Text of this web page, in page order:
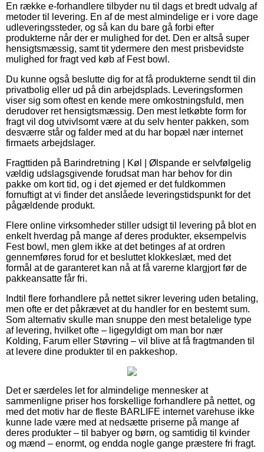
En række e-forhandlere tilbyder nu til dags et bredt udvalg af
metoder til levering. En af de mest almindelige er i vore dage
udleveringssteder, og så kan du bare gå forbi efter
produkterne når der er mulighed for det. Den er altså super
hensigtsmæssig, samt tit ydermere den mest prisbevidste
mulighed for fragt ved køb af Fest bowl.
Du kunne også beslutte dig for at få produkterne sendt til din
privatbolig eller ud på din arbejdsplads. Leveringsformen
viser sig som oftest en kende mere omkostningsfuld, men
derudover ret hensigtsmæssig. Den mest letkøbte form for
fragt vil dog utvivlsomt være at du selv henter pakken, som
desværre står og falder med at du har bopæl nær internet
firmaets arbejdslager.
Fragttiden på Barindretning | Køl | Ølspande er selvfølgelig
vældig udslagsgivende forudsat man har behov for din
pakke om kort tid, og i det øjemed er det fuldkommen
fornuftigt at vi finder det anslåede leveringstidspunkt for det
pågældende produkt.
Flere online virksomheder stiller udsigt til levering på blot en
enkelt hverdag på mange af deres produkter, eksempelvis
Fest bowl, men glem ikke at det betinges af at ordren
gennemføres forud for et besluttet klokkeslæt, med det
formål at de garanteret kan nå at få varerne klargjort før de
pakkeansatte får fri.
Indtil flere forhandlere på nettet sikrer levering uden betaling,
men ofte er det påkrævet at du handler for en bestemt sum.
Som alternativ skulle man snuppe den mest betalelige type
af levering, hvilket ofte – ligegyldigt om man bor nær
Kolding, Farum eller Støvring – vil blive at få fragtmanden til
at levere dine produkter til en pakkeshop.
Det er særdeles let for almindelige mennesker at
sammenligne priser hos forskellige forhandlere på nettet, og
med det motiv har de fleste BARLIFE internet varehuse ikke
kunne lade være med at nedsætte priserne på mange af
deres produkter – til babyer og børn, og samtidig til kvinder
og mænd – enormt, og endda nogle gange præstere fri fragt.